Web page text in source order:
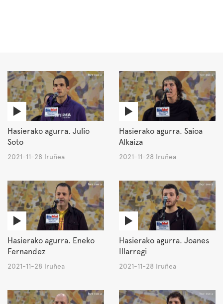
Hasierako agurra. Julio
Soto
2021-11-28 Iruñea
Hasierako agurra. Saioa
Alkaiza
2021-11-28 Iruñea
Hasierako agurra. Eneko
Fernandez
2021-11-28 Iruñea
Hasierako agurra. Joanes
Illarregi
2021-11-28 Iruñea